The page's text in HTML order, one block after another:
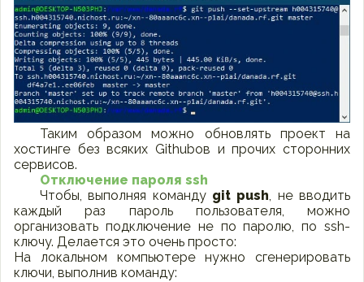
Таким образом можно обновлять проект на
хостинге без всяких Githubов и прочих сторонних
сервисов.
Отключение пароля ssh
Чтобы, выполняя команду git push, не вводить
каждый раз пароль пользователя, можно
организовать подключение не по паролю, по ssh-
ключу. Делается это очень просто:
На локальном компьютере нужно сгенерировать
ключи, выполнив команду: